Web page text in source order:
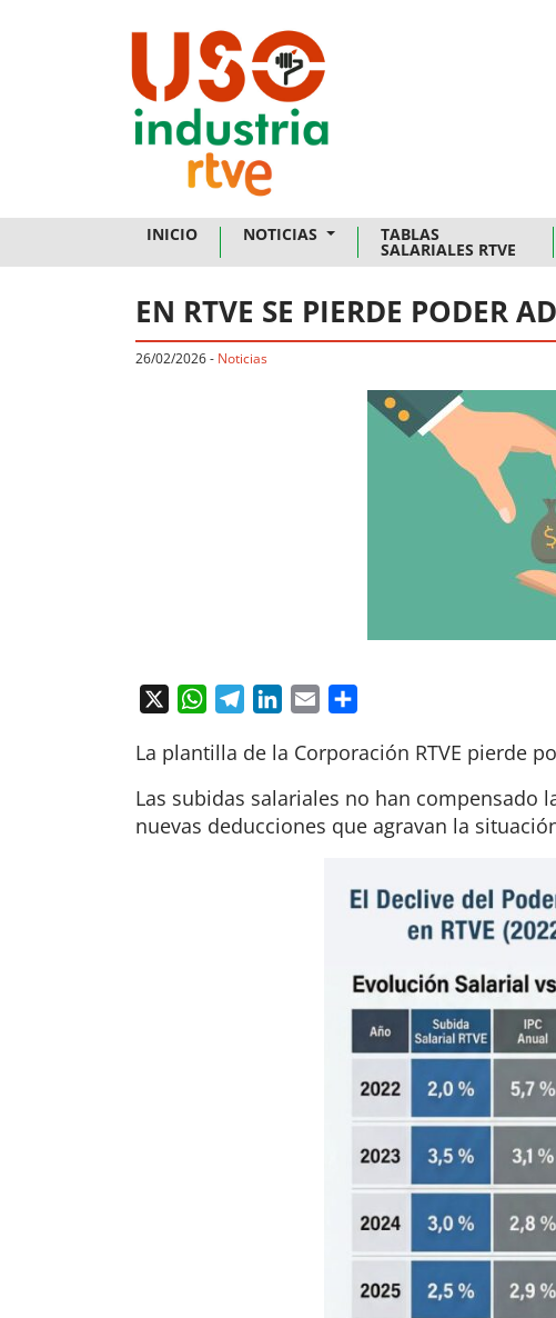
INICIO NOTICIAS TABLAS
SALARIALES RTVE
EN RTVE SE PIERDE PODER
26/02/2026- Noticias
WhatsAppTelegramLinkedIn
Email
La plantilla de la Corporación RTVE pierde
Las subidas salariales no han compensado
nuevas deducciones que agravan la